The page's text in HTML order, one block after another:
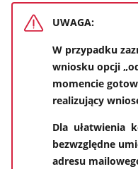
UWAGA:
W przypadku
wniosku opcji
momencie
realizujący
Dla ułatwienia
bezwzględne
adresu